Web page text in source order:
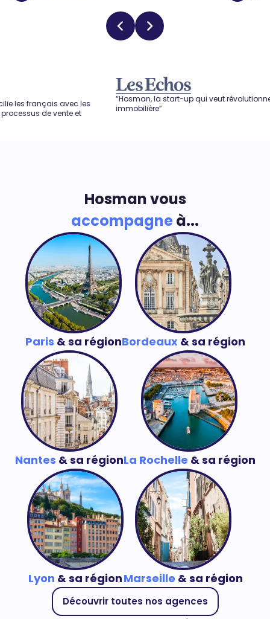
avec les
et
“Hosman, la start-up qui veut révolutionner l'agence
immobilière”
Hosman vous
accompagneà...
Paris & sa régionBordeaux& sa région
Nantes & sa régionLa Rochelle & sa région
Lyon & sa régionMarseille & sa région
Découvrir toutes nos agences